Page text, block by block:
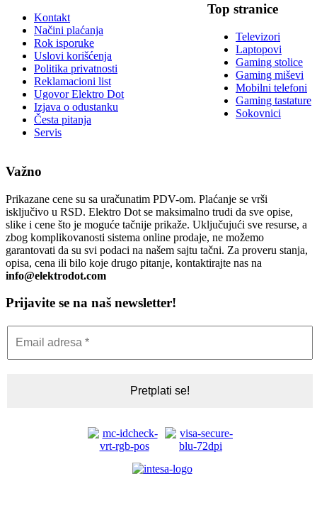
Kontakt
Načini plaćanja
Rok isporuke
Uslovi korišćenja
Politika privatnosti
Reklamacioni list
Ugovor Elektro Dot
Izjava o odustanku
Česta pitanja
Servis
Top stranice
Televizori
Laptopovi
Gaming stolice
Gaming miševi
Mobilni telefoni
Gaming tastature
Sokovnici
Važno
Prikazane cene su sa uračunatim PDV-om. Plaćanje se vrši
isključivo u RSD. Elektro Dot se maksimalno trudi da sve opise,
slike i cene što je moguće tačnije prikaže. Uključujući sve resurse, a
zbog komplikovanosti sistema online prodaje, ne možemo
garantovati da su svi podaci na našem sajtu tačni. Za proveru stanja,
opisa, cena ili bilo koje drugo pitanje, kontaktirajte nas na
info@elektrodot.com
Prijavite se na naš newsletter!